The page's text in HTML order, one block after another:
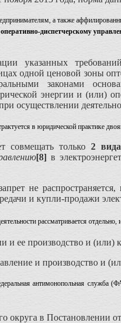
а также
диспетчерскому
указанных
одной ценовой зоны
законами
энергии и (или)
осуществлении
в юридической практике
совмещать только 2
[8]в
не
и купли-продажи
рассматривается
и ее производство и (или)
и производство и
антимонопольная
округа в Постановлении